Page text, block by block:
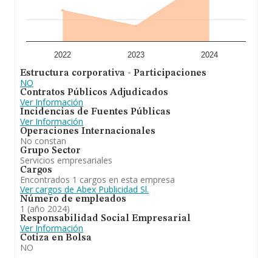
2022 2023 2024
Estructura corporativa - Participaciones
NO
Contratos Públicos Adjudicados
Ver Información
Incidencias de Fuentes Públicas
Ver Información
Operaciones Internacionales
No constan
Grupo Sector
Servicios empresariales
Cargos
Encontrados 1 cargos en esta empresa
Ver cargos de Abex Publicidad Sl.
Número de empleados
1 (año 2024)
Responsabilidad Social Empresarial
Ver Información
Cotiza en Bolsa
NO